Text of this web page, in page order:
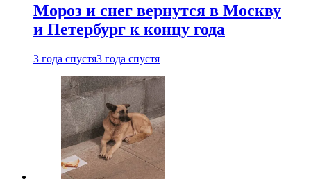
Мороз и снег вернутся в Москву
и Петербург к концу года
3 года спустя3 года спустя